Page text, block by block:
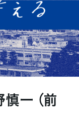
一 （前